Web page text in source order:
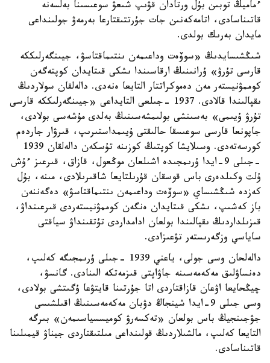
ءماميڭ توبىن بۇل ورتادان قۋىپ شىعۋ سوعىسىنا بەلسەنە
قاتىناسادى، اتامەكەنىن جات جۇرتتىقتارعا بەرمەۋ جولىنداعى
مايدان بەرىك بولدى.
شىڭشىسايدىڭ «سوۆەت وداعىمەن ىنتىماقتاسۋ، جيىنگەرلىككە
قارسى تۇرۋ» ۇرانىنىڭ ارقاسىندا ىشكى قىتايدان كوپتەگەن
كوممۋنيستەر مەن دەموكراتتار التايعا ەنەدى. دالەلقان سولاردىڭ
ىقپالىندا قالادى. 1937 -جىلعى التايداعى «جيىنگەرلىككە قارسى
تۇرۋ ۇيىمى» بەسىنشى بولىمشەسىنىڭ بەلدى مۇشەسى بولادى،
جاپونعا قارسى سوعىسقا حالىقتى ۇيىمداستىرىپ، قىرۋار جاردەم
كورسەتەدى. وسىلايشا كوپتىڭ كوزىنە تۇسكەن دالەلقان 1939
-جىلى 9-ايدا ۇرىمجىدە اشىلعان موڭعول، قازاق، قىرعىز ءۇش
ۇلت وكىلدەرى باس قوسقان قۇرىلتايعا شاقىرىلادى، مىنە، بۇل
كەزدە شىڭشىساي «سوۆەت وداعىمەن ىنتىماقتاسۋ» دەگەننەن
باز كەشىپ، ىشكى قىتايدان ەنگەن كوممۋنيستەردى قىرعىنداۋ،
قىزىلداردىڭ ىقپالىندا بولعان ادامداردى تۇتقىنداۋ سياقتى
ساياسي وزگەرىستەر تۋعىزادى.
دالەلحان وسى جولى، ياعني 1939 -جىلى ۇرىمجىگە كەلىپ،
دەنساۋلىق مەكەمەسىنە جاۋاپتى قىزمەتكە الىنادى. گانسۋ،
چيڭحايعا اۋعان قازاقتاردى اتا جۇرتىنا قايتۋعا ۇگىتشى بولادى،
وسى جىلى 9-ايدا شينجاڭ دۋبان مەكەمەسىنىڭ اقىلشىسى
جۋجىنجيڭ باس بولعان «تەكسەرۋ كوميسسياسىمەن» بىرگە
التايعا كەلىپ، مالشىلاردىڭ قولىنداعى مىلتىقتاردى جيناۋ قيمىلىنا
قاتىناسادى.